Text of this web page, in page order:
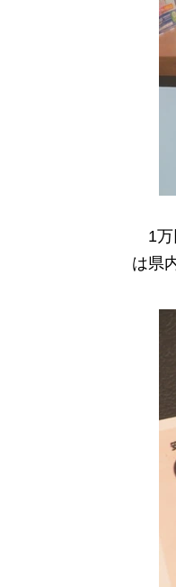
1万
は県